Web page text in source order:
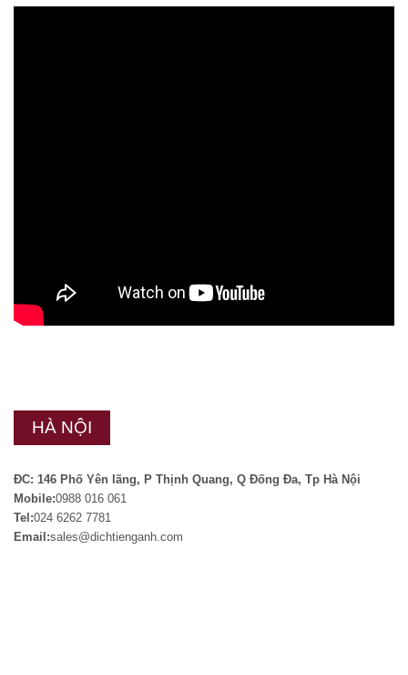
HÀ NỘI
ĐC: 146 Phố Yên lãng, P Thịnh Quang, Q Đống Đa, Tp Hà Nội
Mobile:0988 016 061
Tel:024 6262 7781
Email:sales@dichtienganh.com